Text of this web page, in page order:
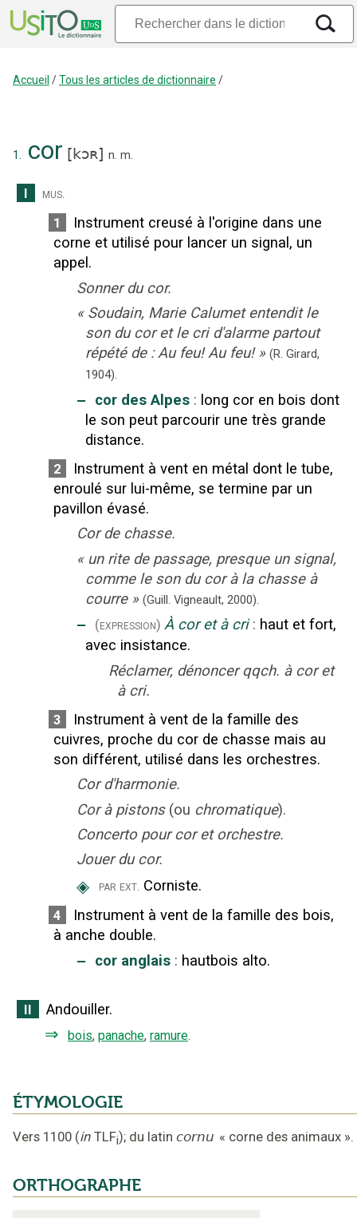
Accueil /Tous les articles de dictionnaire /
1. cor [kɔʀ] n. m.
I
mus.
1
Instrument creusé à l'origine dans une
corne et utilisé pour lancer un signal, un
appel.
Sonner du cor.
« Soudain, Marie Calumet entendit le
son du cor et le cri d'alarme partout
répété de : Au feu! Au feu! » (R. Girard,
1904).
‒ cor des Alpes : long cor en bois dont
le son peut parcourir une très grande
distance.
2
Instrument à vent en métal dont le tube,
enroulé sur lui-même, se termine par un
pavillon évasé.
Cor de chasse.
« un rite de passage, presque un signal,
comme le son du cor à la chasse à
courre » (Guill. Vigneault, 2000).
‒ (expression) À cor et à cri : haut et fort,
avec insistance.
Réclamer, dénoncer qqch. à cor et
à cri.
3
Instrument à vent de la famille des
cuivres, proche du cor de chasse mais au
son différent, utilisé dans les orchestres.
Cor d'harmonie.
Cor à pistons (ou chromatique).
Concerto pour cor et orchestre.
Jouer du cor.
◈ par ext. Corniste.
4
Instrument à vent de la famille des bois,
à anche double.
‒ cor anglais : hautbois alto.
II Andouiller.
⇒ bois, panache, ramure.
ÉTYMOLOGIE
Vers 1100 (in TLFi); du latin cornu « corne des animaux ».
ORTHOGRAPHE